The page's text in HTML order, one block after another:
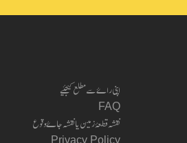
اپنی راۓ سے مطلع کیجئیے
FAQ
نقشہ قطعۂ زمین یا نقشہ جاۓ وقوع
Privacy Policy